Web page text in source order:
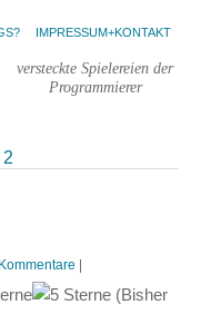
IMPRESSUM+KONTAKT
versteckte Spielereien der
Programmierer
(Bisher